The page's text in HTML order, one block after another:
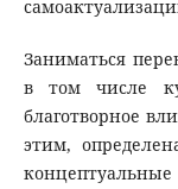
Заниматься
в том числе
благотворное
этим,